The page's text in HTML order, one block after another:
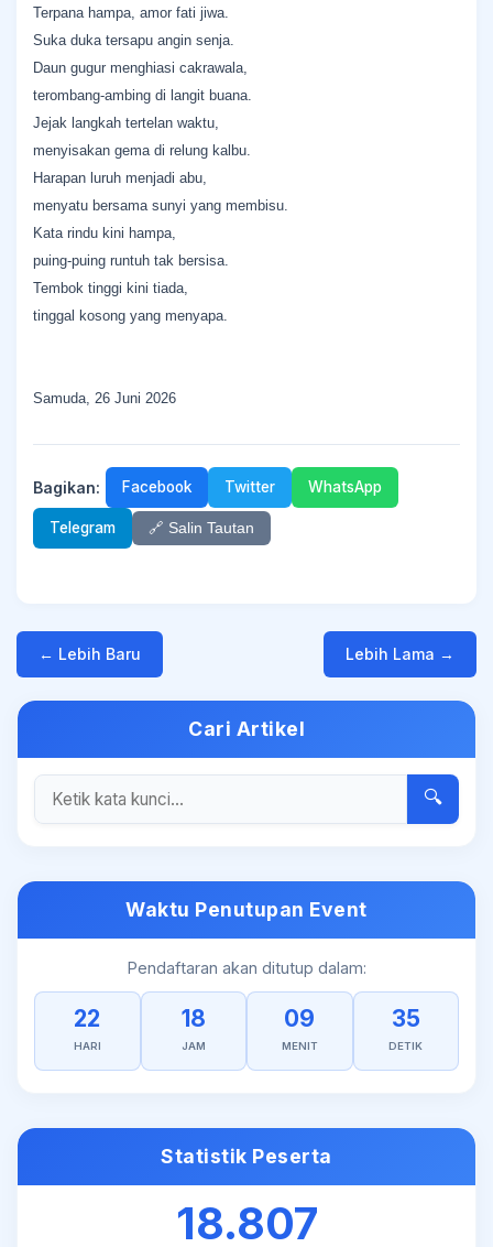
Terpana hampa, amor fati jiwa.
Suka duka tersapu angin senja.
Daun gugur menghiasi cakrawala,
terombang-ambing di langit buana.
Jejak langkah tertelan waktu,
menyisakan gema di relung kalbu.
Harapan luruh menjadi abu,
menyatu bersama sunyi yang membisu.
Kata rindu kini hampa,
puing-puing runtuh tak bersisa.
Tembok tinggi kini tiada,
tinggal kosong yang menyapa.
Samuda, 26 Juni 2026
Bagikan: Facebook Twitter WhatsApp
Telegram 🔗 Salin Tautan
← Lebih Baru Lebih Lama →
Cari Artikel
🔍
Waktu Penutupan Event
Pendaftaran akan ditutup dalam:
22
HARI
18
JAM
09
MENIT
35
DETIK
Statistik Peserta
18.807